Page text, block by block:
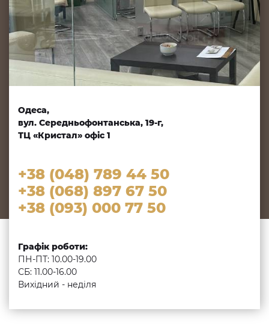
Одеса,
вул. Середньофонтанська, 19-г,
ТЦ «Кристал» офіс 1
+38 (048) 789 44 50
+38 (068) 897 67 50
+38 (093) 000 77 50
Графік роботи:
ПН-ПТ: 10.00-19.00
СБ: 11.00-16.00
Вихідний - неділя